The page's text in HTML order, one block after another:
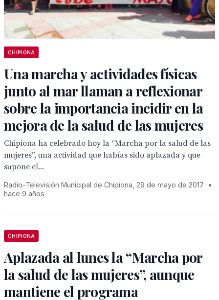
CHIPIONA
Una marcha y actividades físicas
junto al mar llaman a reflexionar
sobre la importancia incidir en la
mejora de la salud de las mujeres
Chipiona ha celebrado hoy la “Marcha por la salud de las
mujeres”, una actividad que habías sido aplazada y que
supone el...
Radio-Televisión Municipal de Chipiona, 29 de mayo de 2017
•
hace 9 años
CHIPIONA
Aplazada al lunes la “Marcha por
la salud de las mujeres”, aunque
mantiene el programa